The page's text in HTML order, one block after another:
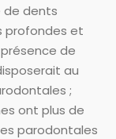
de dents
profondes et
de
au
;
ont plus de
parodontales